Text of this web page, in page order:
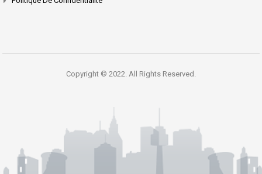
Copyright © 2022. All Rights Reserved.